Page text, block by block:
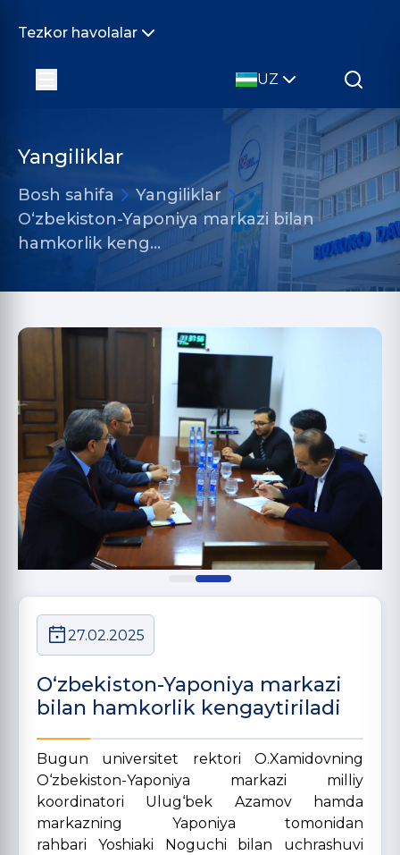
Tezkor havolalar
UZ
Yangiliklar
Bosh sahifa
Yangiliklar
O‘zbekiston-Yaponiya markazi bilan
hamkorlik keng…
27.02.2025
O‘zbekiston-Yaponiya markazi
bilan hamkorlik kengaytiriladi
Bugun universitet rektori O.Xamidovning
O‘zbekiston-Yaponiya markazi milliy
koordinatori Ulug‘bek Azamov hamda
markazning Yaponiya tomonidan
rahbari Yoshiaki Noguchi bilan uchrashuvi